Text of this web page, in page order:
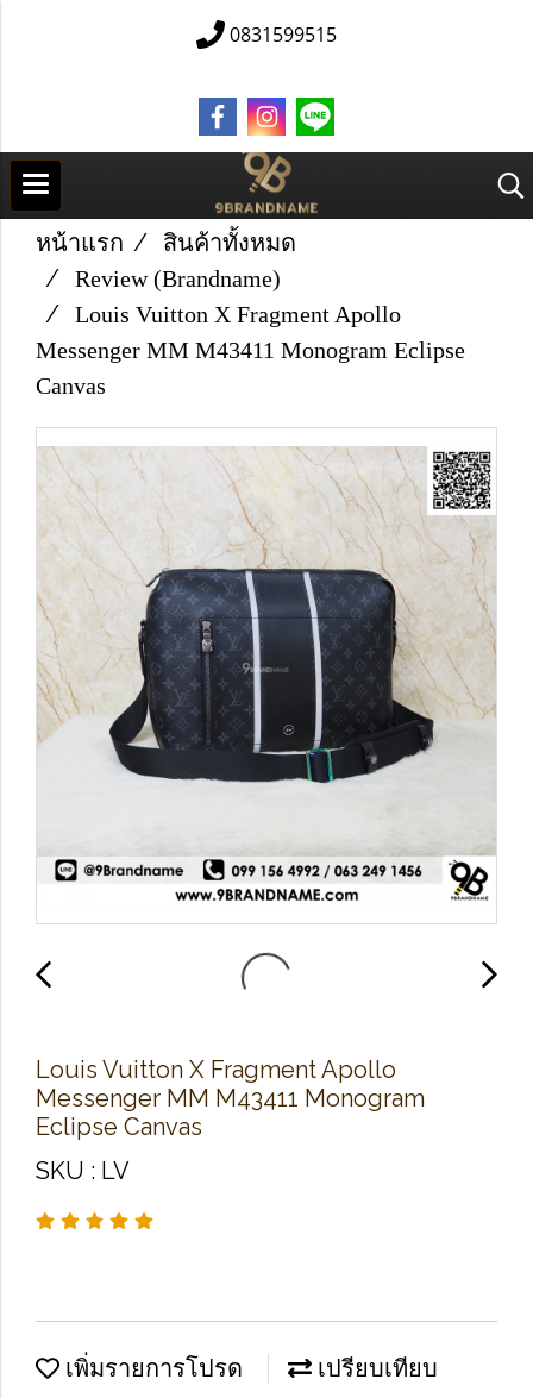
0831599515
หน้าแรก
สินค้าทั้งหมด
Review (Brandname)
Louis​ Vuitton​ X​ Fragment Apollo
Messenger​ MM​ M43411 Monogram​ Eclipse​
Canvas​
Louis​ Vuitton​ X​ Fragment Apollo
Messenger​ MM​ M43411 Monogram​
Eclipse​ Canvas​
SKU : LV
เพิ่มรายการโปรด เปรียบเทียบ